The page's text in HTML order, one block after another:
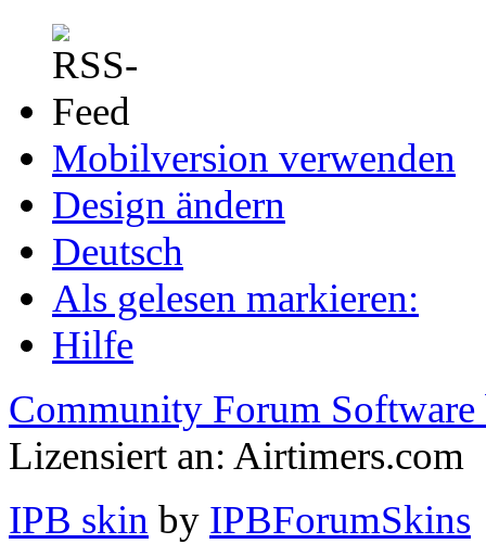
Mobilversion verwenden
Design ändern
Deutsch
Als gelesen markieren:
Hilfe
Community Forum Software
Lizensiert an: Airtimers.com
IPB skin by IPBForumSkins